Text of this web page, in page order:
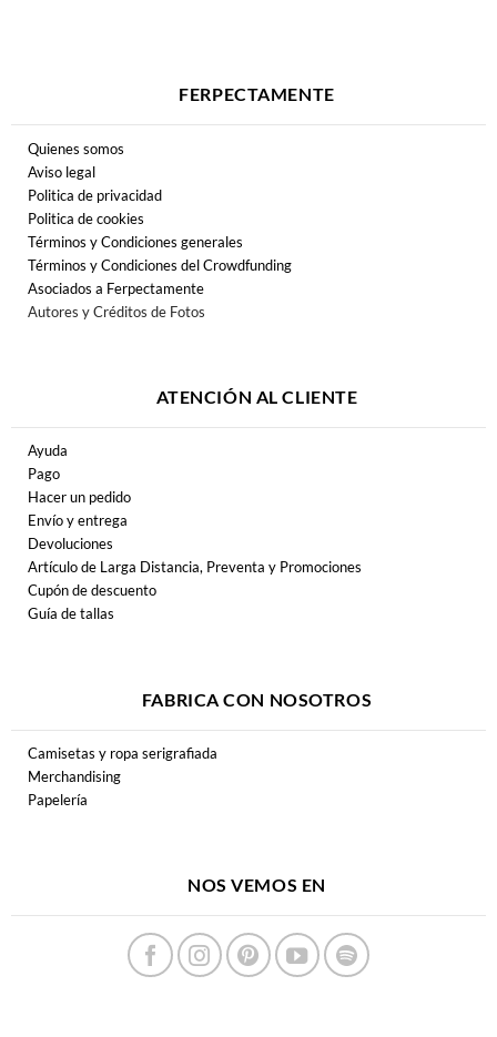
FERPECTAMENTE
Quienes somos
Aviso legal
Politica de privacidad
Politica de cookies
Términos y Condiciones generales
Términos y Condiciones del Crowdfunding
Asociados a Ferpectamente
Autores y Créditos de Fotos
ATENCIÓN AL CLIENTE
Ayuda
Pago
Hacer un pedido
Envío y entrega
Devoluciones
Artículo de Larga Distancia, Preventa y Promociones
Cupón de descuento
Guía de tallas
FABRICA CON NOSOTROS
Camisetas y ropa serigrafiada
Merchandising
Papelería
NOS VEMOS EN